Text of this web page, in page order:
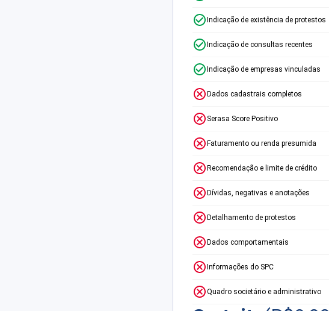
Indicação de existência de protestos
Indicação de consultas recentes
Indicação de empresas vinculadas
Dados cadastrais completos
Serasa Score Positivo
Faturamento ou renda presumida
Recomendação e limite de crédito
Dívidas, negativas e anotações
Detalhamento de protestos
Dados comportamentais
Informações do SPC
Quadro societário e administrativo